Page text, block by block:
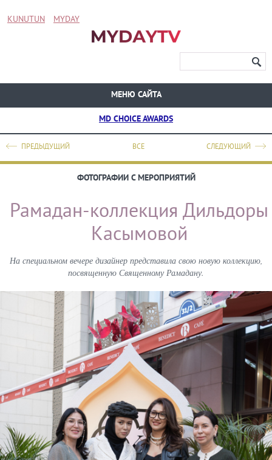
KUNUTUN MYDAY
МЕНЮ САЙТА
MD CHOICE AWARDS
ВСЕ
ПРЕДЫДУЩИЙ СЛЕДУЮЩИЙ
ФОТОГРАФИИ С МЕРОПРИЯТИЙ
Рамадан-коллекция Дильдоры
Касымовой
На специальном вечере дизайнер представила свою новую коллекцию,
посвященную Священному Рамадану.